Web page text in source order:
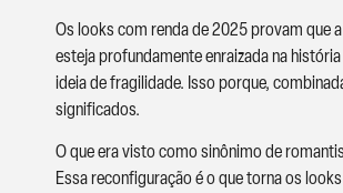
Os looks com renda de 2025 provam que
esteja profundamente enraizada na
ideia de fragilidade. Isso porque,
significados.
O que era visto como sinônimo de
Essa reconfiguração é o que torna os